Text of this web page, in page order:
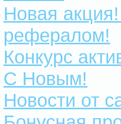
Новая
рефералом!
Конкурс
С Новым!
Новости от